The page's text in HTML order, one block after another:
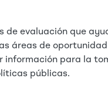
de evaluación que
áreas de
información para la
públicas.